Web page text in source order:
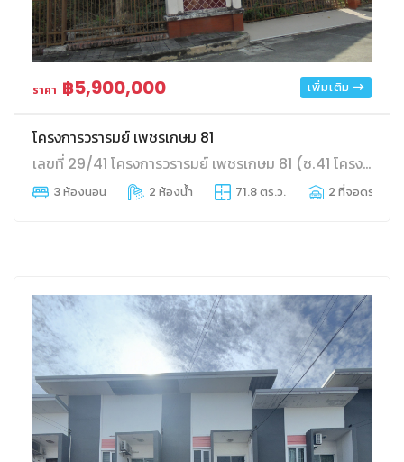
ราคา ฿5,900,000 เพิ่มเติม
โครงการวรารมย์ เพชรเกษม 81
เลขที่ 29/41 โครงการวรารมย์ เพชรเกษม 81 (ซ.41 โครงการ) ถนนบางบอน 4 แขวงหนองแขม เขตหนองแขม กรุงเทพมหานคร
3 ห้องนอน 2 ห้องน้ำ 71.8 ตร.ว. 2 ที่จอดรถ